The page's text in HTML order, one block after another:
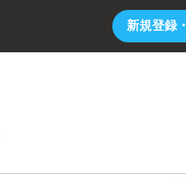
新規登録・